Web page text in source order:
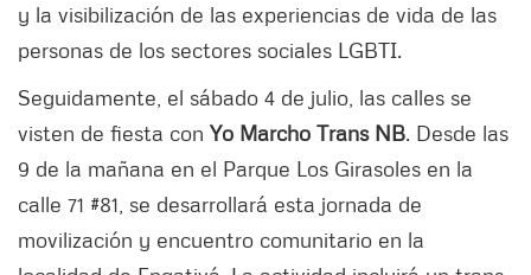
y la visibilización de las experiencias de vida de las
personas de los sectores sociales LGBTI.
Seguidamente, el sábado 4 de julio, las calles se
visten de fiesta con Yo Marcho Trans NB. Desde las
9 de la mañana en el Parque Los Girasoles en la
calle 71 #81, se desarrollará esta jornada de
movilización y encuentro comunitario en la